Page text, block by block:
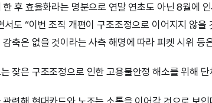
한 후 효율화라는 명분으로 연말 연초도 아닌 8월에
서도 “이번 조직 개편이 구조조정으로 이어지지 않
감축은 없을 것이라는 사측 해명에 따라 피켓 시위 등
잦은 구조조정으로 인한 고용불안정 해소를 위해